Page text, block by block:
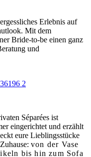
Erlebnis auf
Mit dem
Bride-to-be einen ganz
und
Séparées ist
eingerichtet und erzählt
eure Lieblingsstücke
von der Vase
bis hin zum Sofa